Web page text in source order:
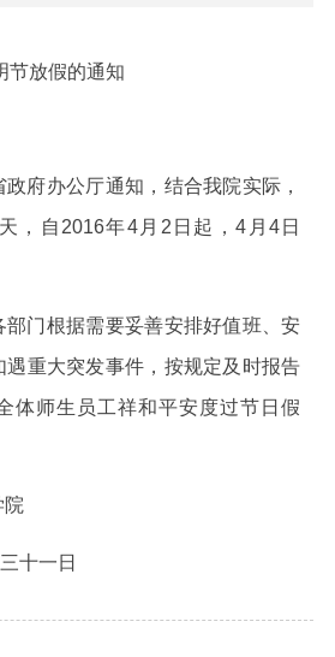
节放假的通知
府办公厅通知，结合我院实际，
，自2016年4月2日起，4月4日
部门根据需要妥善安排好值班、安
重大突发事件，按规定及时报告
体师生员工祥和平安度过节日假
院
十一日